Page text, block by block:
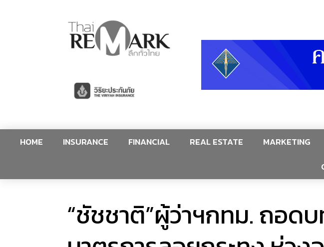
HOME INSURANCE FINANCIAL REAL ESTATE MARKETING
“ชัชชาติ”ผู้ว่าฯกทม. ถอดบ